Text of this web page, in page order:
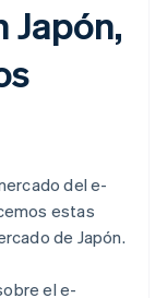
del e-
estas
de Japón.
el e-